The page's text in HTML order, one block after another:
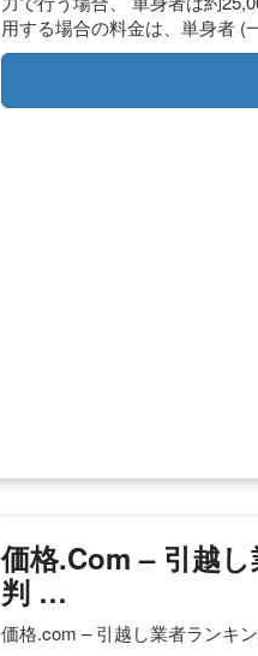
用する場合の料金は、単身者 (
価格.com – 引越
判 …
価格.com – 引越し業者ランキ